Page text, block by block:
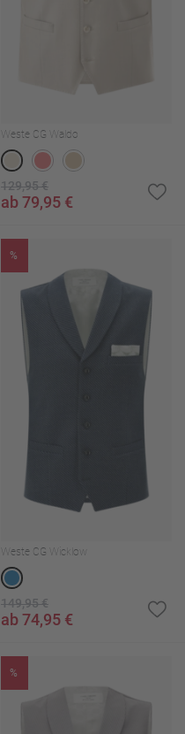
Weste CG Waldo
129,95 €
ab 79,95 €
%
Weste CG Wicklow
149,95 €
ab 74,95 €
%